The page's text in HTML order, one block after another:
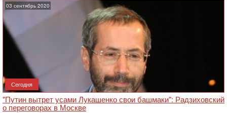
03 сентябрь 2020
Сегодня
"Путин вытрет усами Лукашенко свои башмаки": Радзиховский
о переговорах в Москве